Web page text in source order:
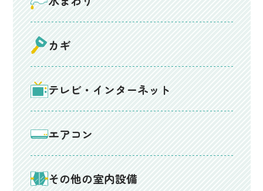
カギ
テレビ・インターネット
エアコン
その他の室内設備